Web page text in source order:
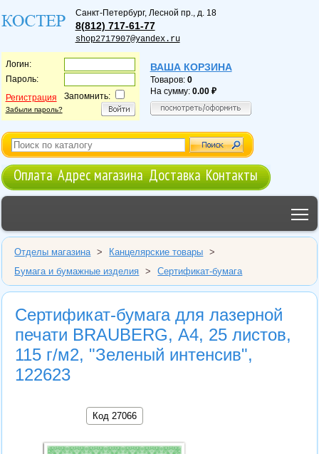
Санкт-Петербург, Лесной пр., д. 18
8(812) 717-61-77
shop2717907@yandex.ru
Логин:
Пароль:
Регистрация
Забыли пароль?
Запомнить:
ВАША КОРЗИНА
Товаров: 0
На сумму: 0.00
Оплата Адрес магазина Доставка Контакты
Отделы магазина > Канцелярские товары
>
Бумага и бумажные изделия
> Сертификат-бумага
Сертификат-бумага для лазерной
печати BRAUBERG, А4, 25 листов,
115 г/м2, "Зеленый интенсив",
122623
Код 27066